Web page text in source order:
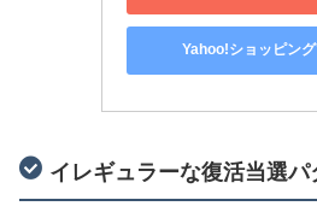
Yahoo!ショッピン
イレギュラーな復活当選パ